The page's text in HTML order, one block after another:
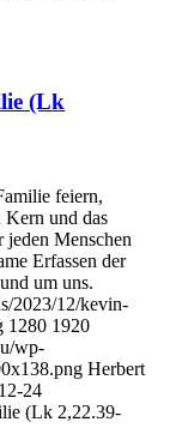
(Lk
feiern,
Kern und das
Menschen
Erfassen der
um uns.
2023/12/kevin-
1280 1920
wp-
Herbert
24
(Lk 2,22.39-